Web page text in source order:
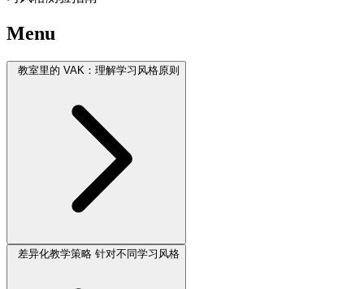
Menu
教室里的 VAK：理解学习风格原则
差异化教学策略 针对不同学习风格